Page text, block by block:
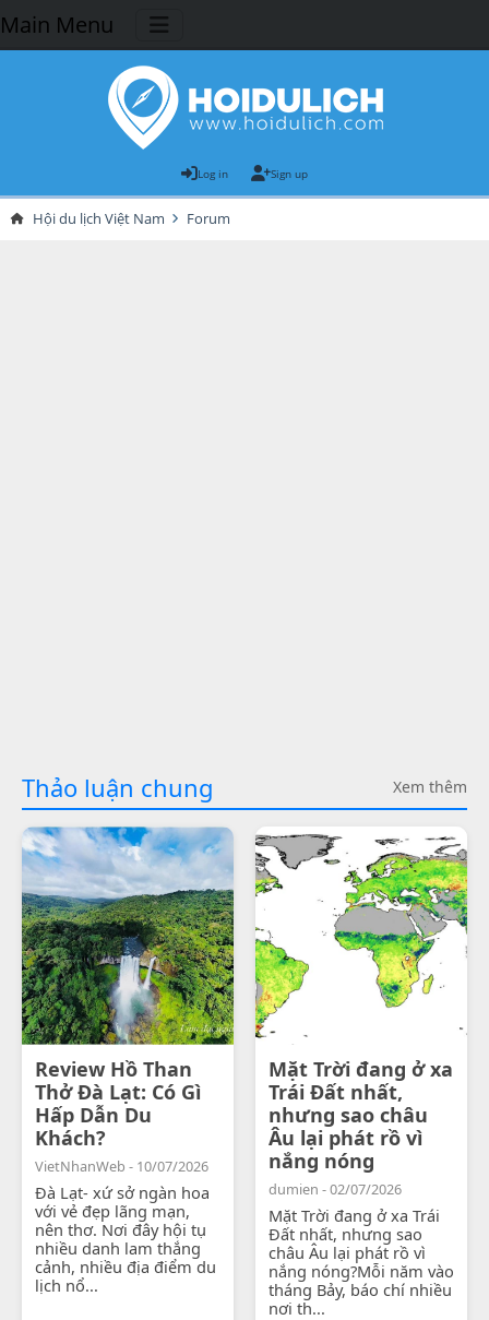
Main Menu
Log in Sign up
Hội du lịch Việt Nam Forum
Thảo luận chung Xem thêm
Review Hồ Than
Thở Đà Lạt: Có Gì
Hấp Dẫn Du
Khách?
VietNhanWeb - 10/07/2026
Đà Lạt- xứ sở ngàn hoa
với vẻ đẹp lãng mạn,
nên thơ. Nơi đây hội tụ
nhiều danh lam thắng
cảnh, nhiều địa điểm du
lịch nổ...
Mặt Trời đang ở xa
Trái Đất nhất,
nhưng sao châu
Âu lại phát rồ vì
nắng nóng
dumien - 02/07/2026
Mặt Trời đang ở xa Trái
Đất nhất, nhưng sao
châu Âu lại phát rồ vì
nắng nóng?Mỗi năm vào
tháng Bảy, báo chí nhiều
nơi th...